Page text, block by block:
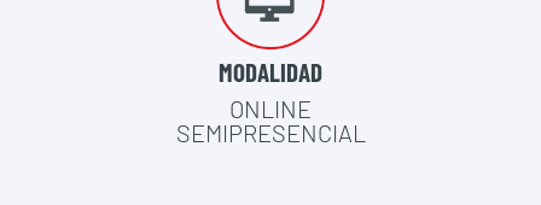
MODALIDAD
ONLINE
SEMIPRESENCIAL